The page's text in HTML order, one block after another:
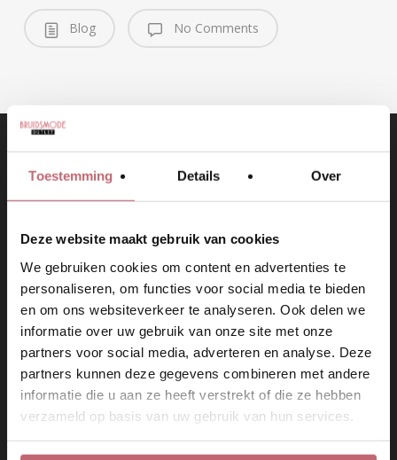
Toestemming Details Over
Deze website maakt gebruik van cookies
We gebruiken cookies om content en advertenties te
personaliseren, om functies voor social media te bieden
en om ons websiteverkeer te analyseren. Ook delen we
informatie over uw gebruik van onze site met onze
partners voor social media, adverteren en analyse. Deze
partners kunnen deze gegevens combineren met andere
informatie die u aan ze heeft verstrekt of die ze hebben
verzameld op basis van uw gebruik van hun services.
Blog No Comments